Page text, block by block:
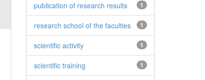
1
publication of research results
1
research school of the faculties
1
scientific activity
1
scientific training